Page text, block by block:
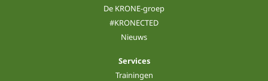
De KRONE-groep
#KRONECTED
Nieuws
Services
Trainingen